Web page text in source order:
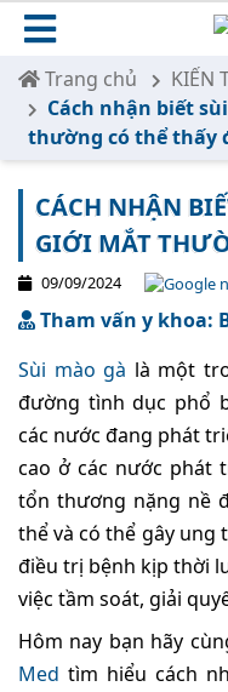
Trang chủ KIẾN
Cách nhận biết
thường có thể thấy
CÁCH NHẬN
GIỚI MẮT
09/09/2024
Tham vấn y khoa:
Sùi mào gà là một
đường tình dục phổ
các nước đang phát
cao ở các nước phát
tổn thương nặng nề
thể và có thể gây ung
điều trị bệnh kịp thời
việc tầm soát, giải
Hôm nay bạn hãy
Med tìm hiểu cách